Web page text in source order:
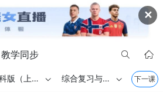
✕
教学同步  
沪科版（上海） . 高一第一学期（试用版）  综合复习与测试  下一课